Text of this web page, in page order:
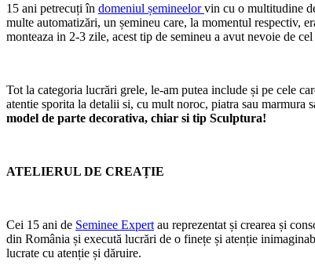
15 ani petrecuți în domeniul șemineelorvin cu o multitudine
multe automatizări, un șemineu care, la momentul respectiv,
monteaza in 2-3 zile, acest tip de semineu a avut nevoie de
Tot la categoria lucrări grele, le-am putea include și pe cele
atentie sporita la detalii si, cu mult noroc, piatra sau marmura
model de parte decorativa, chiar si tip Sculptura!
ATELIERUL DE CREAȚIE
Cei 15 ani de Seminee Expert au reprezentat și crearea și
din România și execută lucrări de o finețe și atenție
lucrate cu atenție și dăruire.